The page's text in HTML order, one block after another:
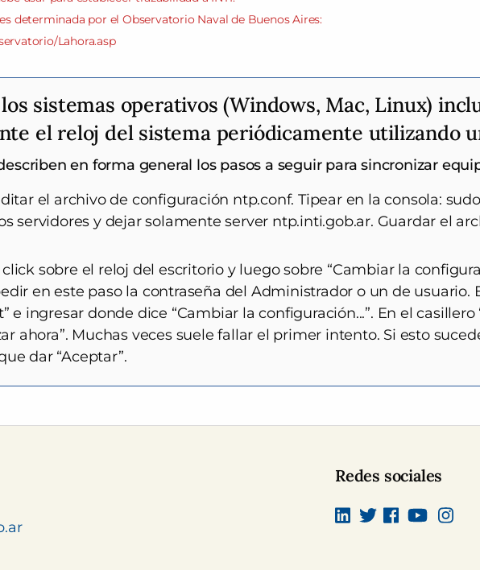
determinada por el Observatorio Naval de Buenos Aires:
Lahora.asp
sistemas operativos (Windows, Mac, Linux)
el reloj del sistema periódicamente utilizando
en forma general los pasos a seguir para sincronizar
el archivo de configuración ntp.conf. Tipear en la consola:
servidores y dejar solamente server ntp.inti.gob.ar. Guardar el
sobre el reloj del escritorio y luego sobre “Cambiar la
en este paso la contraseña del Administrador o un de usuario.
e ingresar donde dice “Cambiar la configuración...”. En el
ahora”. Muchas veces suele fallar el primer intento. Si esto
dar “Aceptar”.
Redes sociales